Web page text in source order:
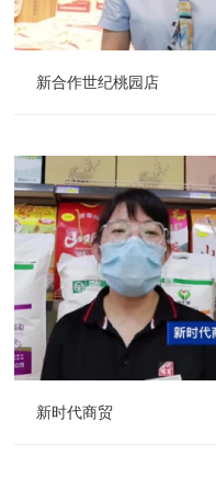
新合作世纪桃园店
新时代商贸